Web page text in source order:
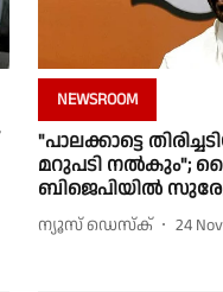
NEWSROOM
"പാലക്കാട്ടെ
മറുപടി നൽകും";
ബിജെപിയിൽ
ന്യൂസ് ഡെസ്ക് 24